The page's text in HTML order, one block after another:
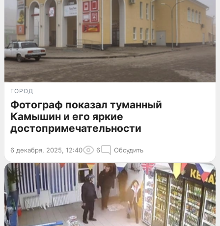
ГОРОД
Фотограф показал туманный
Камышин и его яркие
достопримечательности
6 декабря, 2025, 12:40 6 Обсудить